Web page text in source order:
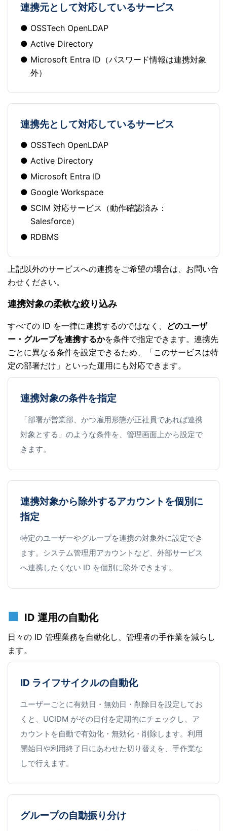
連携元として対応しているサービス
OSSTech OpenLDAP
Active Directory
Microsoft Entra ID（パスワード情報は連携対象
外）
連携先として対応しているサービス
OSSTech OpenLDAP
Active Directory
Microsoft Entra ID
Google Workspace
SCIM 対応サービス（動作確認済み：
Salesforce）
RDBMS
上記以外のサービスへの連携をご希望の場合は、お問い合
わせください。
連携対象の柔軟な絞り込み
すべての ID を一律に連携するのではなく、 どのユーザ
ー・グループを連携するかを条件で指定できます。連携先
ごとに異なる条件を設定できるため、「このサービスは特
定の部署だけ」といった運用にも対応できます。
連携対象の条件を指定
「部署が営業部、かつ雇用形態が正社員であれば連携
対象とする」のような条件を、管理画面上から設定で
きます。
連携対象から除外するアカウントを個別に
指定
特定のユーザーやグループを連携の対象外に設定でき
ます。システム管理用アカウントなど、外部サービス
へ連携したくない ID を個別に除外できます。
ID 運用の自動化
日々の ID 管理業務を自動化し、管理者の手作業を減らし
ます。
ID ライフサイクルの自動化
ユーザーごとに有効日・無効日・削除日を設定してお
くと、UCIDM がその日付を定期的にチェックし、ア
カウントを自動で有効化・無効化・削除します。利用
開始日や利用終了日にあわせた切り替えを、手作業な
しで行えます。
グループの自動振り分け